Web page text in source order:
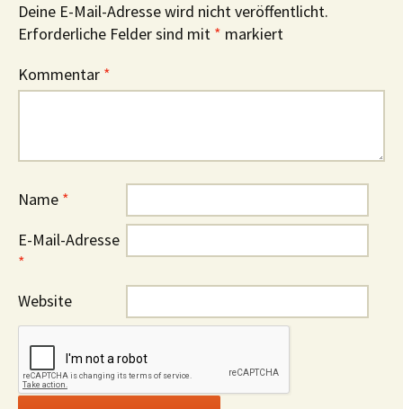
Deine E-Mail-Adresse wird nicht veröffentlicht.
Erforderliche Felder sind mit * markiert
Kommentar *
Name *
E-Mail-Adresse
*
Website